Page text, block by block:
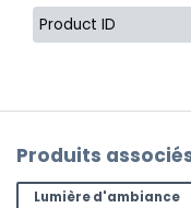
Product ID
Produits
Lumière d'ambiance